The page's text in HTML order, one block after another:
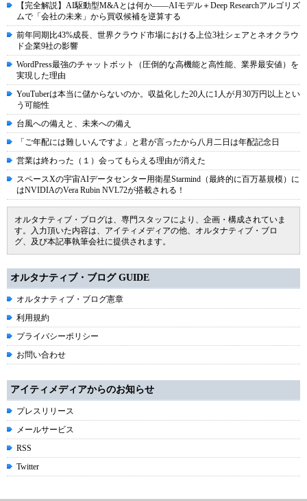
【完全解説】AI駆動型M&Aとは何か――AIモデル＋Deep Researchアルゴリズ
ムで「会社の未来」から買収候補を逆算する
前年同期比43%成長、世界クラウド市場における上位3社シェアとネオクラウ
ド企業9社の影響
WordPress最強のチャットボット（圧倒的な高機能と高性能、業界最安値）を
実現した理由
YouTuberは本当に儲からないのか。収益化した20人に1人が月30万円以上とい
う可能性
台風への備えと、未来への備え
「ご年配には難しいんですよ」と君が言ったから八月二日は年配記念日
営業は終わった（１）会ってもらえる理由が消えた
スペースXの宇宙AIデータセンター用衛星Starmind（最終的に百万基規模）に
はNVIDIAのVera Rubin NVL72が搭載される！
オルタナティブ・ブログは、専門スタッフにより、企画・構成されていま
す。入力頂いた内容は、アイティメディアの他、オルタナティブ・ブロ
グ、及び本記事執筆会社に提供されます。
オルタナティブ・ブログ GUIDE
オルタナティブ・ブログ憲章
利用規約
プライバシーポリシー
お問い合わせ
アイティメディアからのお知らせ
プレスリリース
メールサービス
RSS
Twitter